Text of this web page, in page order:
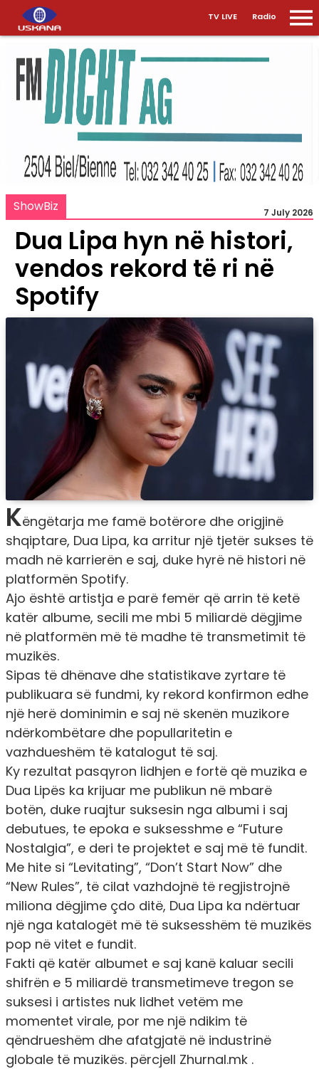
TV LIVE Radio
ShowBiz 7 July 2026
Dua Lipa hyn në histori,
vendos rekord të ri në
Spotify
Këngëtarja me famë botërore dhe origjinë
shqiptare, Dua Lipa, ka arritur një tjetër sukses të
madh në karrierën e saj, duke hyrë në histori në
platformën Spotify.
Ajo është artistja e parë femër që arrin të ketë
katër albume, secili me mbi 5 miliardë dëgjime
në platformën më të madhe të transmetimit të
muzikës.
Sipas të dhënave dhe statistikave zyrtare të
publikuara së fundmi, ky rekord konfirmon edhe
një herë dominimin e saj në skenën muzikore
ndërkombëtare dhe popullaritetin e
vazhdueshëm të katalogut të saj.
Ky rezultat pasqyron lidhjen e fortë që muzika e
Dua Lipës ka krijuar me publikun në mbarë
botën, duke ruajtur suksesin nga albumi i saj
debutues, te epoka e suksesshme e “Future
Nostalgia”, e deri te projektet e saj më të fundit.
Me hite si “Levitating”, “Don’t Start Now” dhe
“New Rules”, të cilat vazhdojnë të regjistrojnë
miliona dëgjime çdo ditë, Dua Lipa ka ndërtuar
një nga katalogët më të suksesshëm të muzikës
pop në vitet e fundit.
Fakti që katër albumet e saj kanë kaluar secili
shifrën e 5 miliardë transmetimeve tregon se
suksesi i artistes nuk lidhet vetëm me
momentet virale, por me një ndikim të
qëndrueshëm dhe afatgjatë në industrinë
globale të muzikës. përcjell Zhurnal.mk .